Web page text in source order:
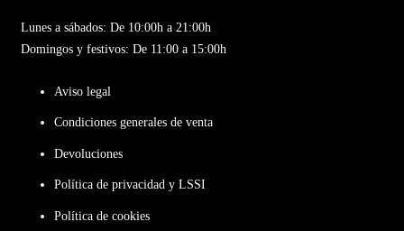
Lunes a sábados: De 10:00h a 21:00h
Domingos y festivos: De 11:00 a 15:00h
Aviso legal
Condiciones generales de venta
Devoluciones
Política de privacidad y LSSI
Política de cookies